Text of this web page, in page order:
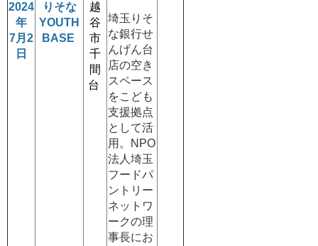
2024
年
7月2
日
りそな
YOUTH
BASE
越
谷
市
千
間
台
埼玉りそ
な銀行せ
んげん台
店の空き
スペース
をこども
支援拠点
として活
用。NPO
法人埼玉
フードパ
ントリー
ネットワ
ークの理
事長にお